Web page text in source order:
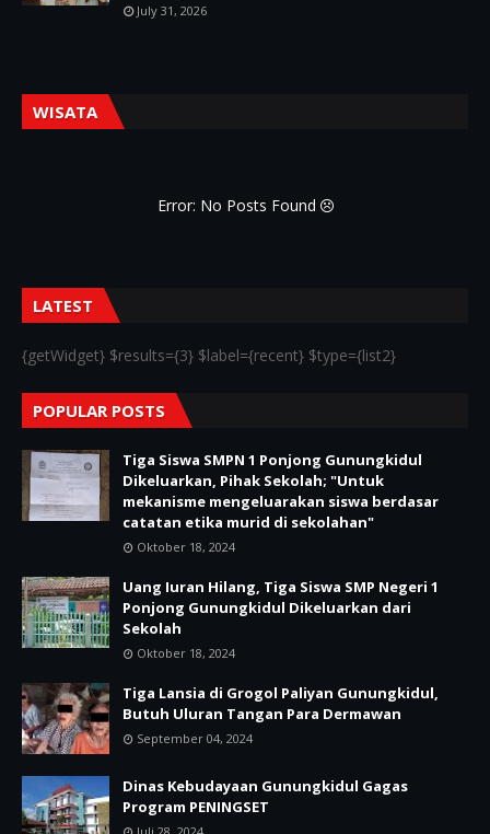
July 31, 2026
WISATA
Error: No Posts Found
LATEST
{getWidget} $results={3} $label={recent} $type={list2}
POPULAR POSTS
Tiga Siswa SMPN 1 Ponjong Gunungkidul
Dikeluarkan, Pihak Sekolah; "Untuk
mekanisme mengeluarakan siswa berdasar
catatan etika murid di sekolahan"
Oktober 18, 2024
Uang Iuran Hilang, Tiga Siswa SMP Negeri 1
Ponjong Gunungkidul Dikeluarkan dari
Sekolah
Oktober 18, 2024
Tiga Lansia di Grogol Paliyan Gunungkidul,
Butuh Uluran Tangan Para Dermawan
September 04, 2024
Dinas Kebudayaan Gunungkidul Gagas
Program PENINGSET